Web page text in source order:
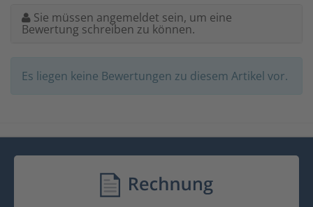
Sie müssen angemeldet sein, um eine
Bewertung schreiben zu können.
Es liegen keine Bewertungen zu diesem Artikel vor.